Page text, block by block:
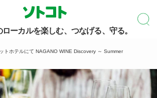
ローカルを楽しむ、つなげる、守る。
トホテルにて NAGANO WINE Discovery ～ Summer